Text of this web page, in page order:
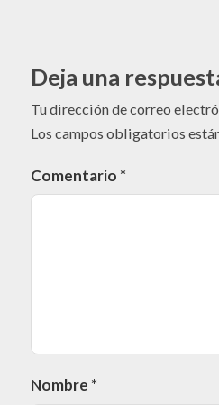
Deja una
Tu dirección de correo
Los campos obligatorios
Comentario *
Nombre *